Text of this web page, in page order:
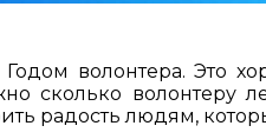
волонтера. Это
сколько волонтеру
радость людям,